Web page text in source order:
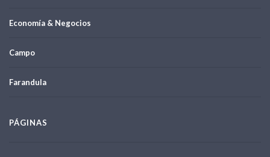
Economía & Negocios
Campo
Farandula
PÁGINAS